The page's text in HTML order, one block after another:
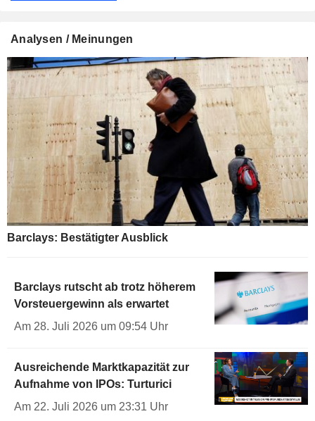
Analysen / Meinungen
Barclays: Bestätigter Ausblick
Barclays rutscht ab trotz höherem
Vorsteuergewinn als erwartet
Am 28. Juli 2026 um 09:54 Uhr
Ausreichende Marktkapazität zur
Aufnahme von IPOs: Turturici
Am 22. Juli 2026 um 23:31 Uhr